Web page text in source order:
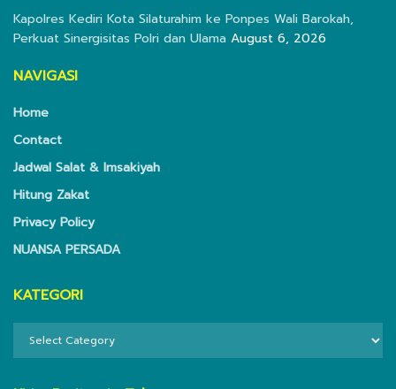
Kapolres Kediri Kota Silaturahim ke Ponpes Wali Barokah,
Perkuat Sinergisitas Polri dan Ulama August 6, 2026
NAVIGASI
Home
Contact
Jadwal Salat & Imsakiyah
Hitung Zakat
Privacy Policy
NUANSA PERSADA
KATEGORI
KATEGORI